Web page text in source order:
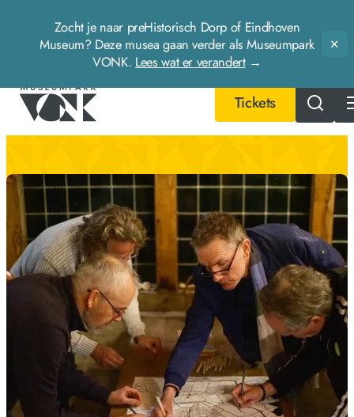
Zocht je naar preHistorisch Dorp of Eindhoven
Museum? Deze musea gaan verder als Museumpark
VONK. Lees wat er verandert→
- Home pagina
Tickets